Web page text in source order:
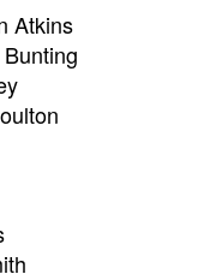
Atkins